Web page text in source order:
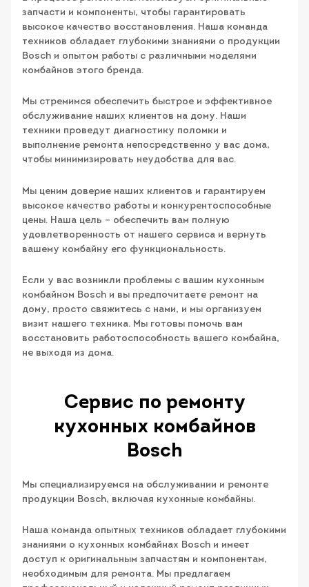
запчасти и компоненты, чтобы гарантировать
высокое качество восстановления. Наша команда
техников обладает глубокими знаниями о продукции
Bosch и опытом работы с различными моделями
комбайнов этого бренда.
Мы стремимся обеспечить быстрое и эффективное
обслуживание наших клиентов на дому. Наши
техники проведут диагностику поломки и
выполнение ремонта непосредственно у вас дома,
чтобы минимизировать неудобства для вас.
Мы ценим доверие наших клиентов и гарантируем
высокое качество работы и конкурентоспособные
цены. Наша цель – обеспечить вам полную
удовлетворенность от нашего сервиса и вернуть
вашему комбайну его функциональность.
Если у вас возникли проблемы с вашим кухонным
комбайном Bosch и вы предпочитаете ремонт на
дому, просто свяжитесь с нами, и мы организуем
визит нашего техника. Мы готовы помочь вам
восстановить работоспособность вашего комбайна,
не выходя из дома.
Сервис по ремонту
кухонных комбайнов
Bosch
Мы специализируемся на обслуживании и ремонте
продукции Bosch, включая кухонные комбайны.
Наша команда опытных техников обладает глубокими
знаниями о кухонных комбайнах Bosch и имеет
доступ к оригинальным запчастям и компонентам,
необходимым для ремонта. Мы предлагаем